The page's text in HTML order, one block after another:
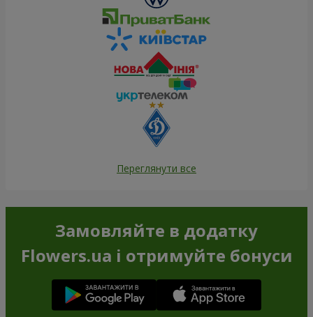
Переглянути все
Замовляйте в додатку
Flowers.ua і отримуйте бонуси